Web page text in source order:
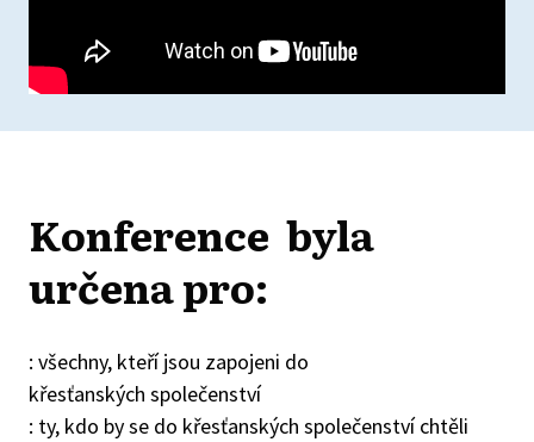
Konference byla
určena pro:
: všechny, kteří jsou zapojeni do
křesťanských společenství
: ty, kdo by se do křesťanských společenství chtěli